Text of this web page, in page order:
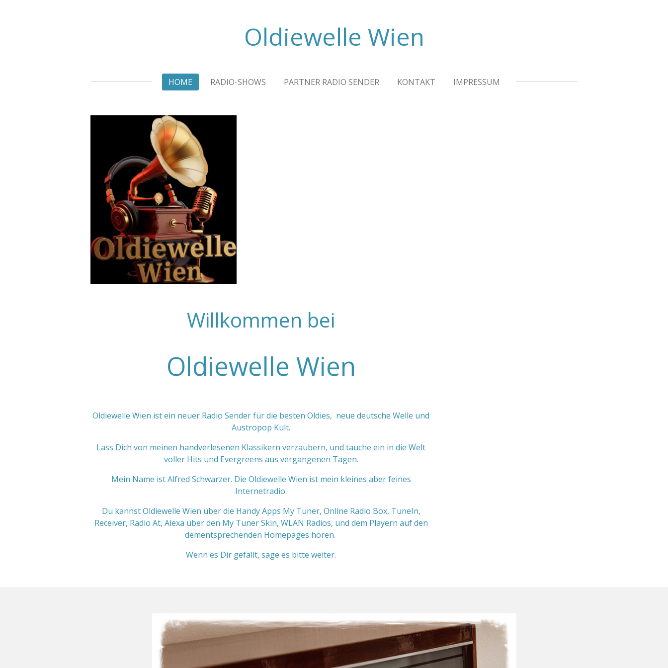
Oldiewelle Wien
HOME RADIO-SHOWS PARTNER RADIO SENDER KONTAKT IMPRESSUM
Willkommen bei
Oldiewelle Wien
Oldiewelle Wien ist ein neuer Radio Sender für die besten Oldies, neue deutsche Welle und
Austropop Kult.
Lass Dich von meinen handverlesenen Klassikern verzaubern, und tauche ein in die Welt
voller Hits und Evergreens aus vergangenen Tagen.
Mein Name ist Alfred Schwarzer. Die Oldiewelle Wien ist mein kleines aber feines
Internetradio.
Du kannst Oldiewelle Wien über die Handy Apps My Tuner, Online Radio Box, TuneIn,
Receiver, Radio At, Alexa über den My Tuner Skin, WLAN Radios, und dem Playern auf den
dementsprechenden Homepages hören.
Wenn es Dir gefällt, sage es bitte weiter.